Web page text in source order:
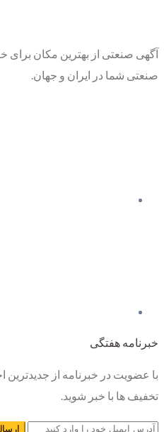
آگهی صنعتی از بهترین مکان
صنعتی شما در ایران و جهان.
خبرنامه هفتگی
با عضویت در خبرنامه از جدیدترین
تخفیف ها با خبر شوید.